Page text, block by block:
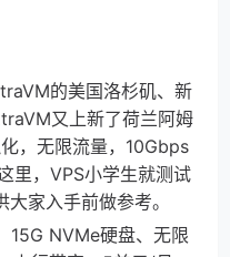
的美国洛杉矶、新
又上新了荷兰阿姆
，无限流量，10Gbps
里，VPS小学生就测试
家入手前做参考。
15G NVMe硬盘、无限